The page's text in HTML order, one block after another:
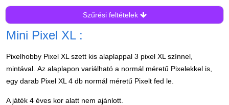
Szűrési feltételek
Mini Pixel XL :
Pixelhobby Pixel XL szett kis alaplappal 3 pixel XL színnel,
mintával. Az alaplapon variálható a normál méretű Pixelekkel is,
egy darab Pixel XL 4 db normál méretű Pixelt fed le.
A játék 4 éves kor alatt nem ajánlott.
Bébijátékok
Diafilm
Foglalkoztató füzet
Fajátékok